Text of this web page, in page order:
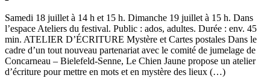
Samedi 18 juillet à 14 h et 15 h. Dimanche 19 juillet à 15 h. Dans
l’espace Ateliers du festival. Public : ados, adultes. Durée : env. 45
min. ATELIER D’ÉCRITURE Mystère et Cartes postales Dans le
cadre d’un tout nouveau partenariat avec le comité de jumelage de
Concarneau – Bielefeld-Senne, Le Chien Jaune propose un atelier
d’écriture pour mettre en mots et en mystère des lieux (…)